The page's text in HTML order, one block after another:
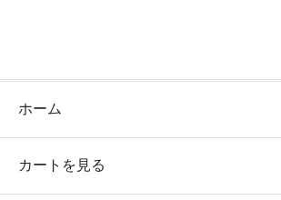
ホーム
カートを見る